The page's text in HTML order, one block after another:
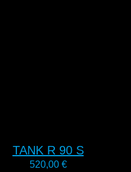
TANK R 90 S
520,00 €